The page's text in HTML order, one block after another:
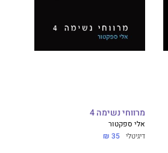
מרווחי נשימה 4
אלי ספקטור
דיגיטלי 35 ₪